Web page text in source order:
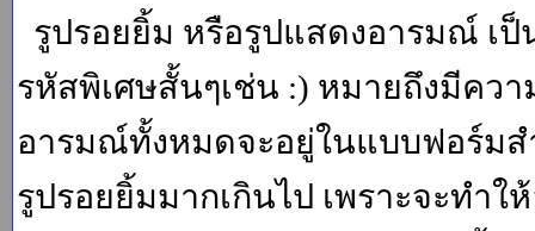
รูปรอยยิ้ม หรือรูปแสดงอารมณ์ เ
รหัสพิเศษสั้นๆเช่น :) หมายถึงมีคว
อารมณ์ทั้งหมดจะอยู่ในแบบฟอร์ม
รูปรอยยิ้มมากเกินไป เพราะจะทำใ